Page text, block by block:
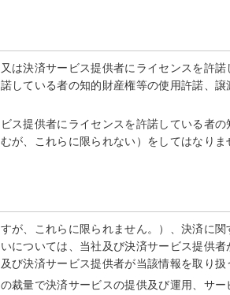
は決済サービス提供者にライセンスを許
している者の知的財産権等の使用許諾、
ス提供者にライセンスを許諾している者
が、これらに限られない）をしてはなりま
が、これらに限られません。）、決済に
ついては、当社及び決済サービス提供
決済サービス提供者が当該情報を取り扱
裁量で決済サービスの提供及び運用、サ